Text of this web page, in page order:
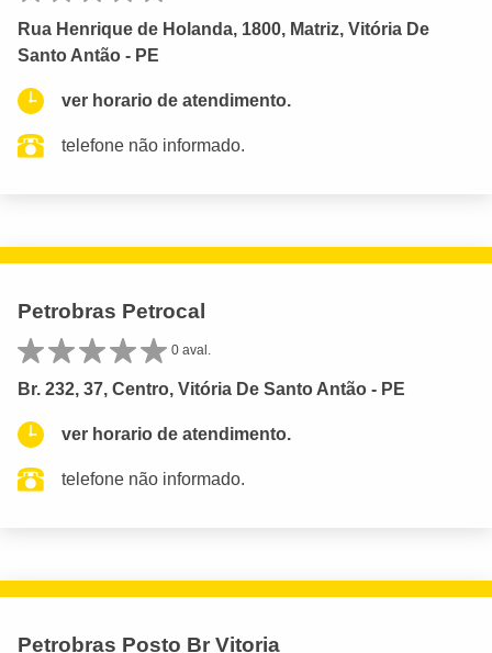
Rua Henrique de Holanda, 1800, Matriz, Vitória De
Santo Antão - PE
ver horario de atendimento.
telefone não informado.
Petrobras Petrocal
0 aval.
Br. 232, 37, Centro, Vitória De Santo Antão - PE
ver horario de atendimento.
telefone não informado.
Petrobras Posto Br Vitoria